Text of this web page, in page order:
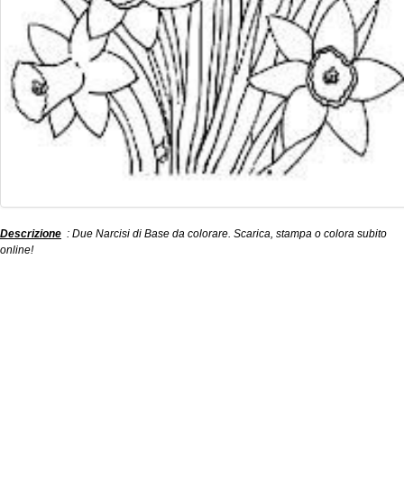
Descrizione : Due Narcisi di Base da colorare. Scarica, stampa o colora subito
online!